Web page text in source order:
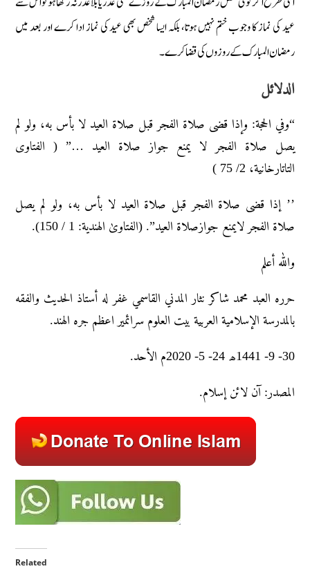
عید کی نماز کا وجوب ختم نہیں ہوتا، بلکہ ایسا شخص بھی عید کی نماز ادا کرے اور بعد میں
رمضان المبارک کے روزوں کی قضا کرے۔
الدلائل
“وفي الحجة: وإذا قضی صلاة الفجر قبل صلاة العید لا بأس به، ولو لم
یصل صلاة الفجر لا یمنع جواز صلاة العید …” ( الفتاوی
التاتارخانیة، 2/ 75 )
’’ إذا قضی صلاة الفجر قبل صلاة العید لا بأس به، ولو لم یصل
صلاة الفجر لایمنع جوازصلاة العید”. (الفتاویٰ الهندیة: 1 / 150).
والله أعلم
حرره العبد محمد شاکر نثار المدني القاسمي غفر له أستاذ الحديث والفقه
بالمدرسة الإسلامية العربية بيت العلوم سرائمير اعظم جره الهند.
30- 9- 1441ھ 24- 5- 2020م الأحد.
المصدر: آن لائن إسلام.
Related